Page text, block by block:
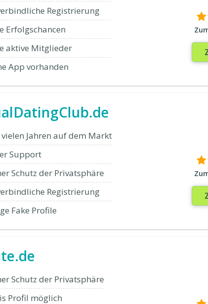
Registrierung
Erfolgschancen
aktive Mitglieder
App vorhanden
vielen Jahren auf dem Markt
Support
Schutz der Privatsphäre
Registrierung
Fake Profile
Schutz der Privatsphäre
Profil möglich